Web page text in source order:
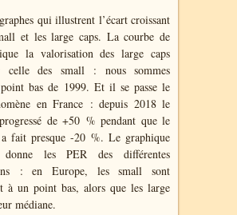
qui illustrent l’écart croissant
et les large caps. La courbe de
la valorisation des large caps
celle des small : nous sommes
bas de 1999. Et il se passe le
en France : depuis 2018 le
de +50 % pendant que le
fait presque -20 %. Le graphique
les PER des différentes
: en Europe, les small sont
à un point bas, alors que les large
médiane.